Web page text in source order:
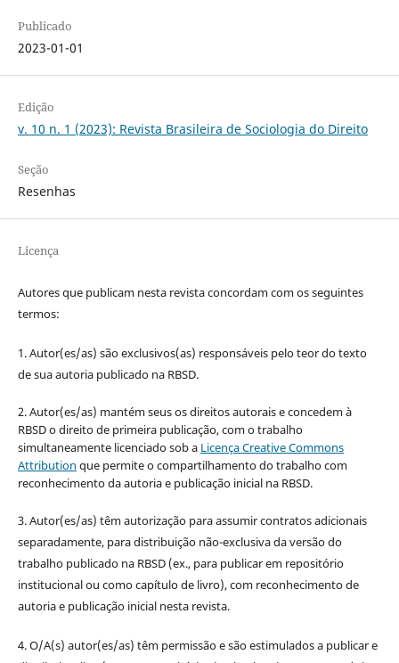
Publicado
2023-01-01
Edição
v. 10 n. 1 (2023): Revista Brasileira de Sociologia do Direito
Seção
Resenhas
Licença
Autores que publicam nesta revista concordam com os seguintes
termos:
1. Autor(es/as) são exclusivos(as) responsáveis pelo teor do texto
de sua autoria publicado na RBSD.
2. Autor(es/as) mantém seus os direitos autorais e concedem à
RBSD o direito de primeira publicação, com o trabalho
simultaneamente licenciado sob a Licença Creative Commons
Attribution que permite o compartilhamento do trabalho com
reconhecimento da autoria e publicação inicial na RBSD.
3. Autor(es/as) têm autorização para assumir contratos adicionais
separadamente, para distribuição não-exclusiva da versão do
trabalho publicado na RBSD (ex., para publicar em repositório
institucional ou como capítulo de livro), com reconhecimento de
autoria e publicação inicial nesta revista.
4. O/A(s) autor(es/as) têm permissão e são estimulados a publicar e